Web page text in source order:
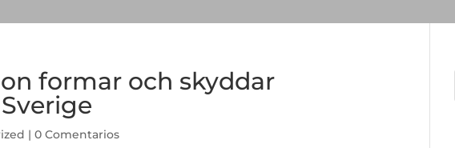
formar och skyddar
|0 Comentarios